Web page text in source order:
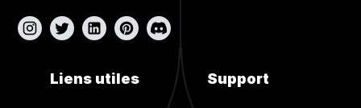
Liens utiles Support